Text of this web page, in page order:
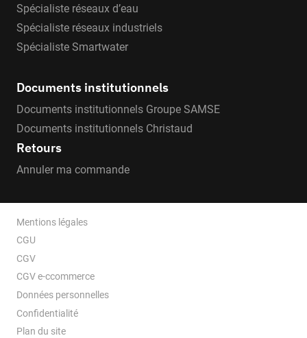
Spécialiste réseaux d’eau
Spécialiste réseaux industriels
Spécialiste Smartwater
Documents institutionnels
Documents institutionnels Groupe SAMSE
Documents institutionnels Christaud
Retours
Annuler ma commande
Mentions légales
CGU
CGV
CGV e-ccommerce
Données personnelles
Confidentialité
Plan du site